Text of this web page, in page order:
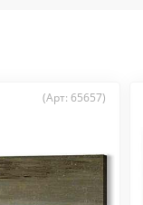
(Арт: 65657)